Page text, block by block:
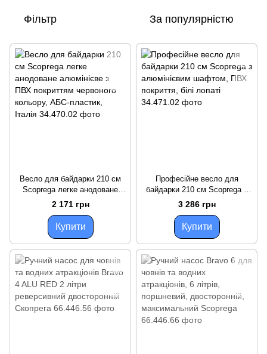
Фільтр За популярністю
Весло для байдарки 210 см
Scoprega легке анодоване
алюмінієве з ПВХ покриттям
червоного кольору, АБС-
пластик, Італія
2 171 грн
Купити
Професійне весло для
байдарки 210 см Scoprega з
алюмінієвим шафтом, ПВХ
покриття, білі лопаті
3 286 грн
Купити